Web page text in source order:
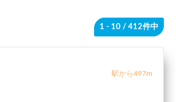
1 - 10 / 412件中
駅から497m